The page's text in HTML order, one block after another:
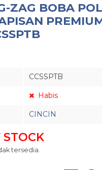
ZAG BOBA
CCSSPTB
Habis
CINCIN
tersedia.